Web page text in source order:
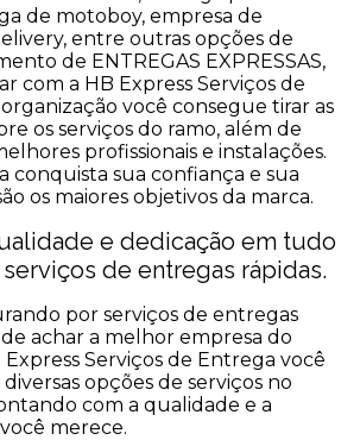
de motoboy, empresa de
entre outras opções de
de ENTREGAS EXPRESSAS,
com a HB Express Serviços de
você consegue tirar as
os serviços do ramo, além de
profissionais e instalações.
conquista sua confiança e sua
os maiores objetivos da marca.
e dedicação em tudo
de entregas rápidas.
por serviços de entregas
achar a melhor empresa do
Express Serviços de Entrega você
opções de serviços no
com a qualidade e a
merece.